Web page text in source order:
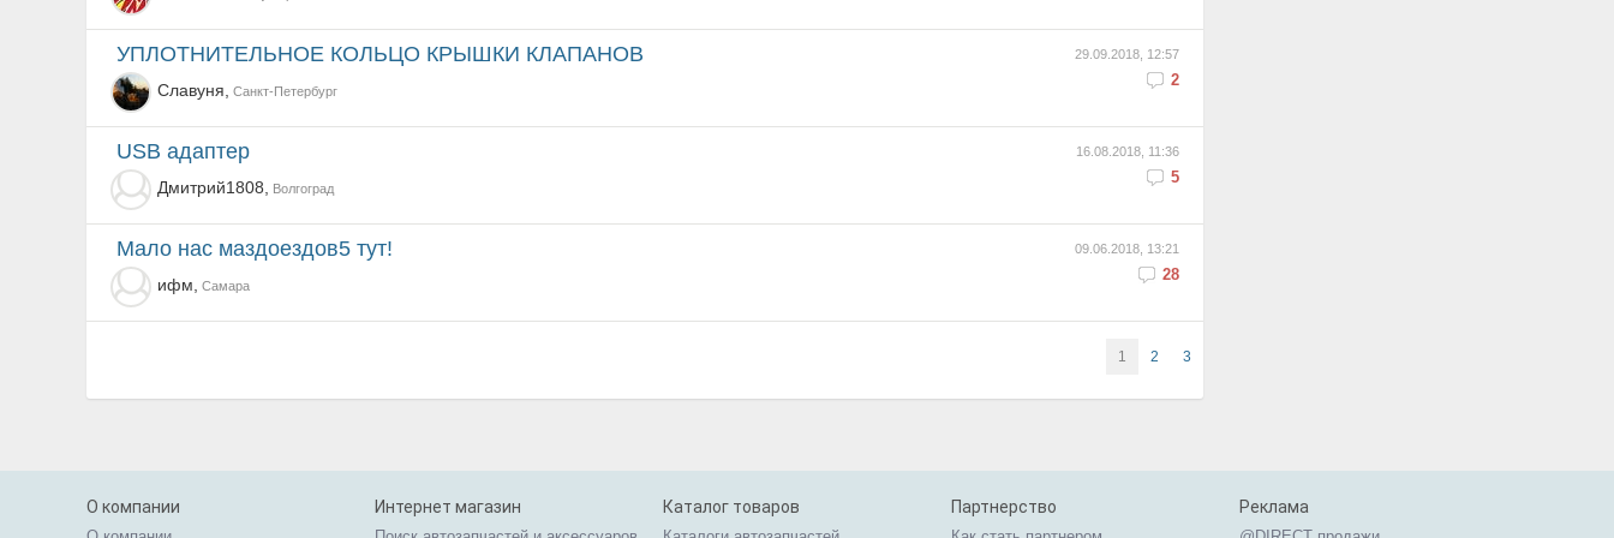
29.09.2018, 12:57
2
УПЛОТНИТЕЛЬНОЕ КОЛЬЦО КРЫШКИ КЛАПАНОВ
Славуня, Санкт-Петербург
16.08.2018, 11:36
5
USB адаптер
Дмитрий1808, Волгоград
09.06.2018, 13:21
28
мало нас маздоездов5 тут!
ифм, Самара
1 2 3
О компании Интернет магазин Каталог товаров Партнерство Реклама